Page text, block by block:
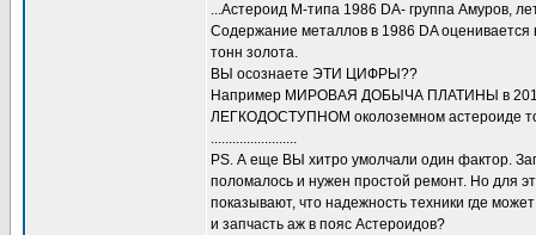
...Астероид М-типа 1986 DA- группа Амуров,
Содержание металлов в 1986 DA
тонн золота.
ВЫ осознаете ЭТИ ЦИФРЫ??
Например МИРОВАЯ ДОБЫЧА ПЛАТИНЫ в 2013
ЛЕГКОДОСТУПНОМ околоземном астероиде
........................
PS. А еще ВЫ хитро умолчали один фактор.
поломалось и нужен простой ремонт. Но
показывают, что надежность техники где
и запчасть аж в пояс Астероидов?